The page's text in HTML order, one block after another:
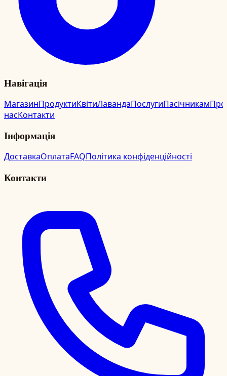
Навігація
МагазинПродуктиКвітиЛавандаПослугиПасічникамПро
насКонтакти
Інформація
ДоставкаОплатаFAQПолітика конфіденційності
Контакти